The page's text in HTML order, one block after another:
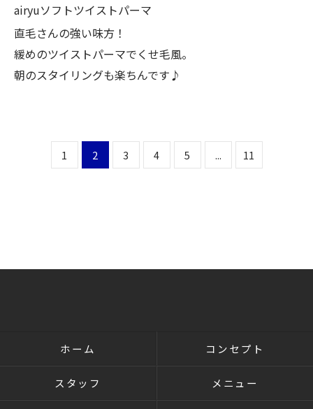
airyuソフトツイストパーマ
直毛さんの強い味方！
緩めのツイストパーマでくせ毛風。
朝のスタイリングも楽ちんです♪
1 2 3 4 5 ... 11
ホーム コンセプト
スタッフ メニュー